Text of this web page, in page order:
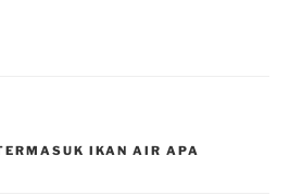
IKAN AIR APA